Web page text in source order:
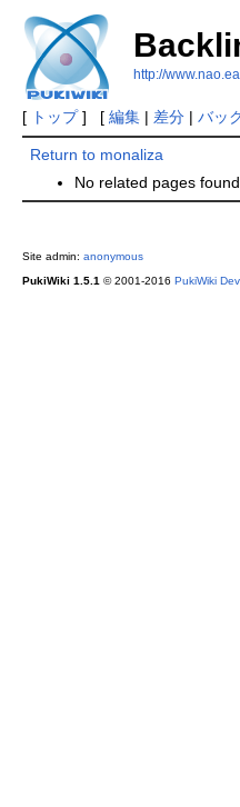
http://
[ トップ] [ 編集| 差分| バッ
Return to monaliza
No related pages found.
Site admin: anonymous
PukiWiki 1.5.1 © 2001-2016 PukiWiki